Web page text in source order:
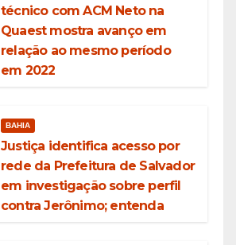
técnico com ACM Neto na
Quaest mostra avanço em
relação ao mesmo período
em 2022
BAHIA
Justiça identifica acesso por
rede da Prefeitura de Salvador
em investigação sobre perfil
contra Jerônimo; entenda